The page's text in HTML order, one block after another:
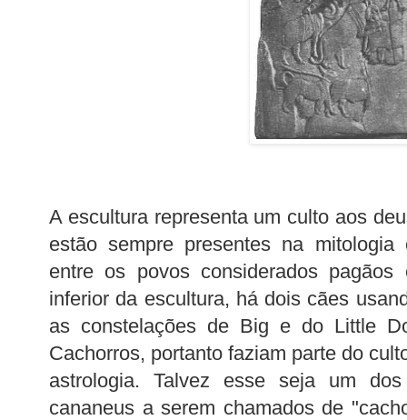
A escultura representa um culto aos
estão sempre presentes na
entre os povos considerados
inferior da escultura, há dois cães
as constelações de Big e do Little
Cachorros, portanto faziam parte do
astrologia. Talvez esse seja um
cananeus a serem chamados de